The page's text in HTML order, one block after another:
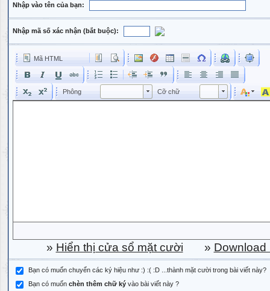
Nhập vào tên của bạn:
Nhập mã số xác nhận (bắt buộc):
Mã HTML
Phông Phông Cỡ chữ Kích cỡ phông
» Hiển thị cửa sổ mặt cười » Download
Bạn có muốn chuyển các ký hiệu như :) :( :D ...thành mặt cười trong bài viết này?
Bạn có muốn chèn thêm chữ ký vào bài viết này ?